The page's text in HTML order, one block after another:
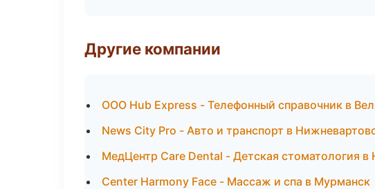
Другие компании
ООО Hub Express - Телефонный справочник в
News City Pro - Авто и транспорт в
МедЦентр Care Dental - Детская стоматология в
Center Harmony Face - Массаж и спа в Мурманск